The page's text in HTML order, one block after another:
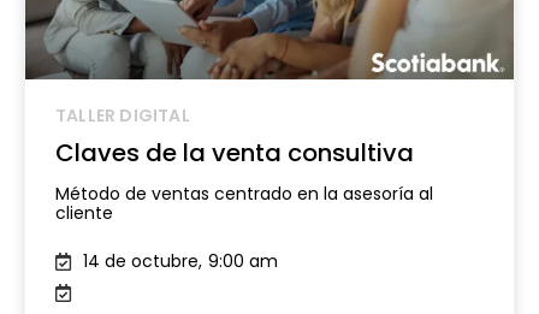
TALLER DIGITAL
Claves de la venta consultiva
Método de ventas centrado en la asesoría al
cliente
14 de octubre, 9:00 am